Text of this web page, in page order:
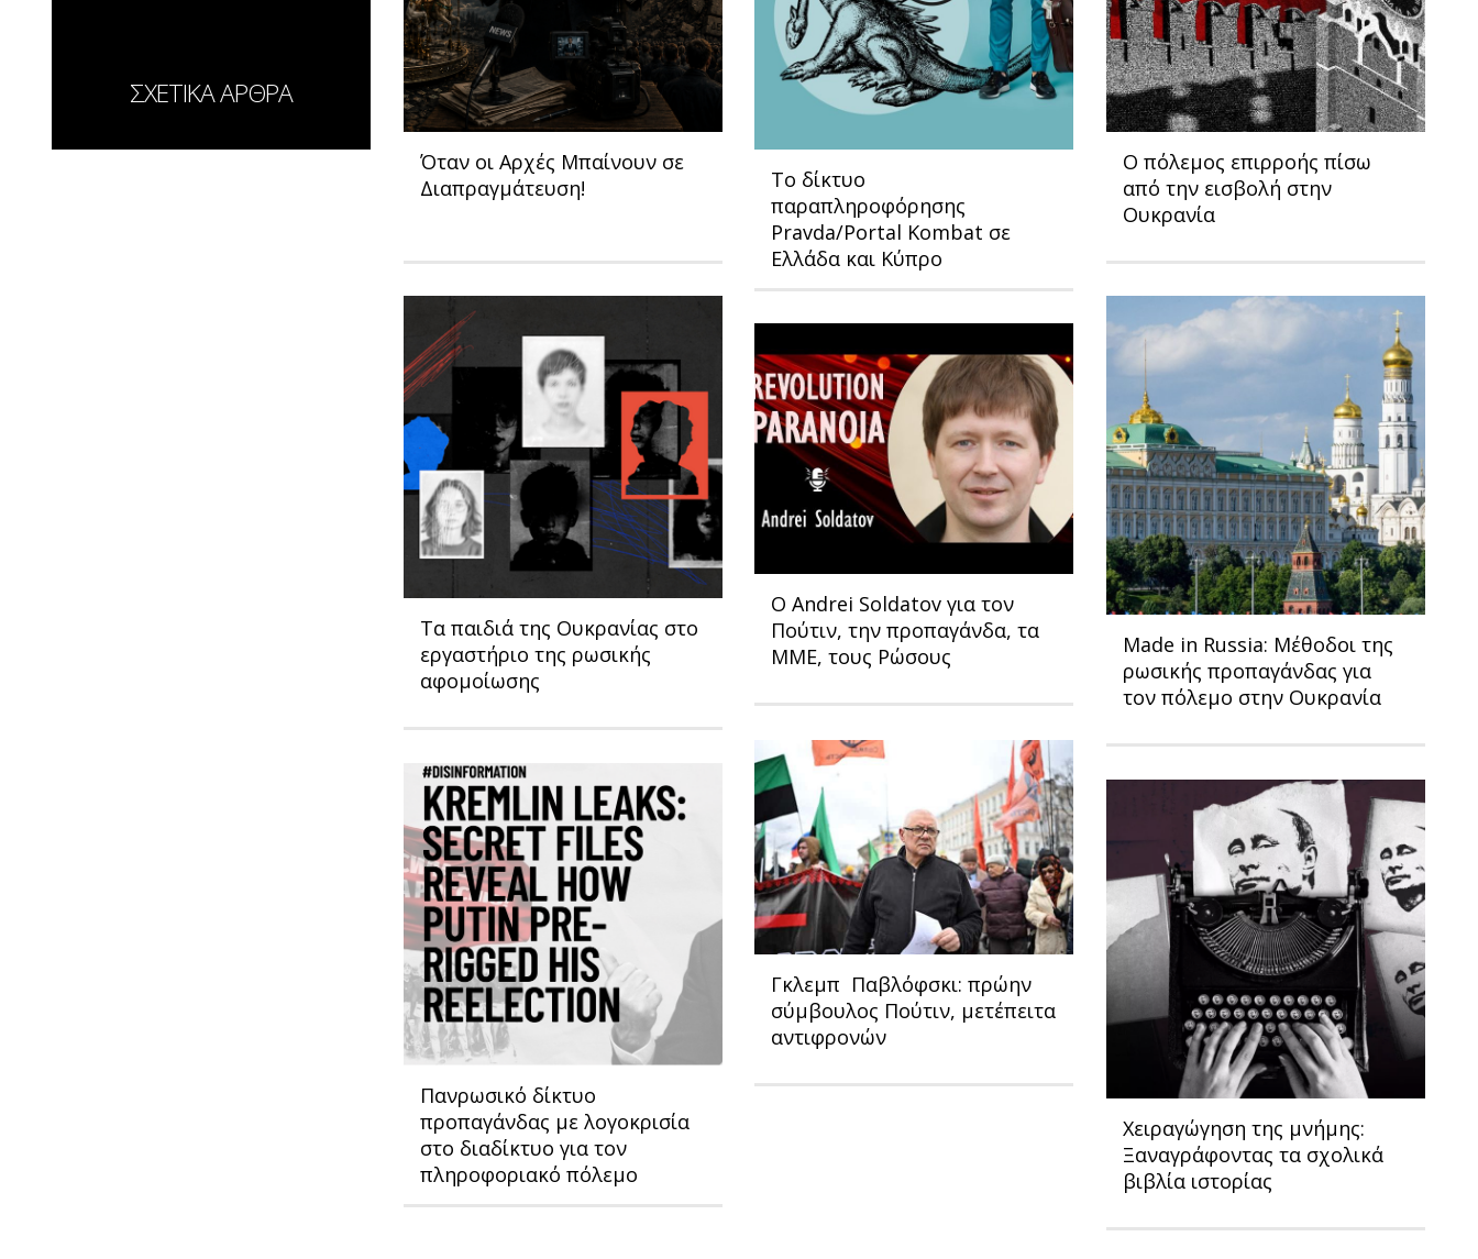
ΣΧΕΤΙΚΑ ΑΡΘΡΑ
Όταν οι Αρχές Μπαίνουν σε
Διαπραγμάτευση!
Το δίκτυο
παραπληροφόρησης
Pravda/Portal Kombat σε
Ελλάδα και Κύπρο
Ο πόλεμος επιρροής πίσω
από την εισβολή στην
Ουκρανία
Τα παιδιά της Ουκρανίας στο
εργαστήριο της ρωσικής
αφομοίωσης
Made in Russia: Μέθοδοι της
ρωσικής προπαγάνδας για
τον πόλεμο στην Ουκρανία
Ο Andrei Soldatov για τον
Πούτιν, την προπαγάνδα, τα
ΜΜΕ, τους Ρώσους
Γκλεμπ Παβλόφσκι: πρώην
σύμβουλος Πούτιν, μετέπειτα
αντιφρονών
Πανρωσικό δίκτυο
προπαγάνδας με λογοκρισία
στο διαδίκτυο για τον
πληροφοριακό πόλεμο
Χειραγώγηση της μνήμης:
Ξαναγράφοντας τα σχολικά
βιβλία ιστορίας